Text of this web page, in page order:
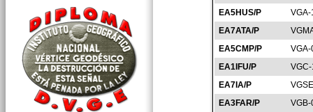
EA5HUS/P
VGA-
EA7ATA/P
EA5CMP/P
EA1IFU/P
EA7IA/P
EA3FAR/P